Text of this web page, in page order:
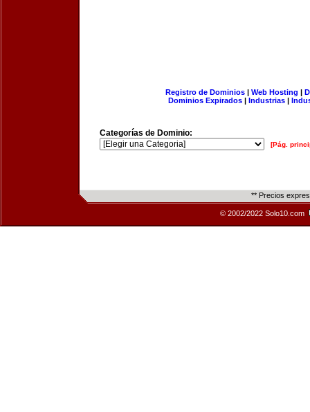
Registro de Dominios| Web Hosting |
Dominios Expirados | Industrias |
Categorías de Dominio:
[Pág.
** Precios
© 2002/2022 Solo10.com